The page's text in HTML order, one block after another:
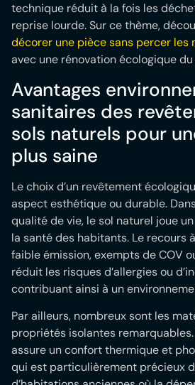
technique réduit à la fois les
reprise lourde. Sur ce thème,
décorer une pièce sans percer les
avec une rénovation écologique du
Avantages
sanitaires des
sols naturels pour
plus saine
Le choix d’un revêtement
aspect esthétique ou durable.
qualité de vie, le sol naturel joue
la santé des habitants. Le recours
faible émission, exempts de COV
réduit les risques d’allergies ou
contribuant ainsi à un
Par ailleurs, nombreux sont les
propriétés isolantes
assure un confort thermique et
qui est particulièrement précieux